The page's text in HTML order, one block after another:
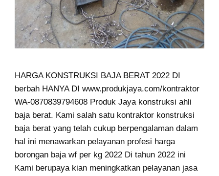
HARGA KONSTRUKSI BAJA BERAT 2022 DI
berbah HANYA DI www.produkjaya.com/kontraktor
WA-0870839794608 Produk Jaya konstruksi ahli
baja berat. Kami salah satu kontraktor konstruksi
baja berat yang telah cukup berpengalaman dalam
hal ini menawarkan pelayanan profesi harga
borongan baja wf per kg 2022 Di tahun 2022 ini
Kami berupaya kian meningkatkan pelayanan jasa